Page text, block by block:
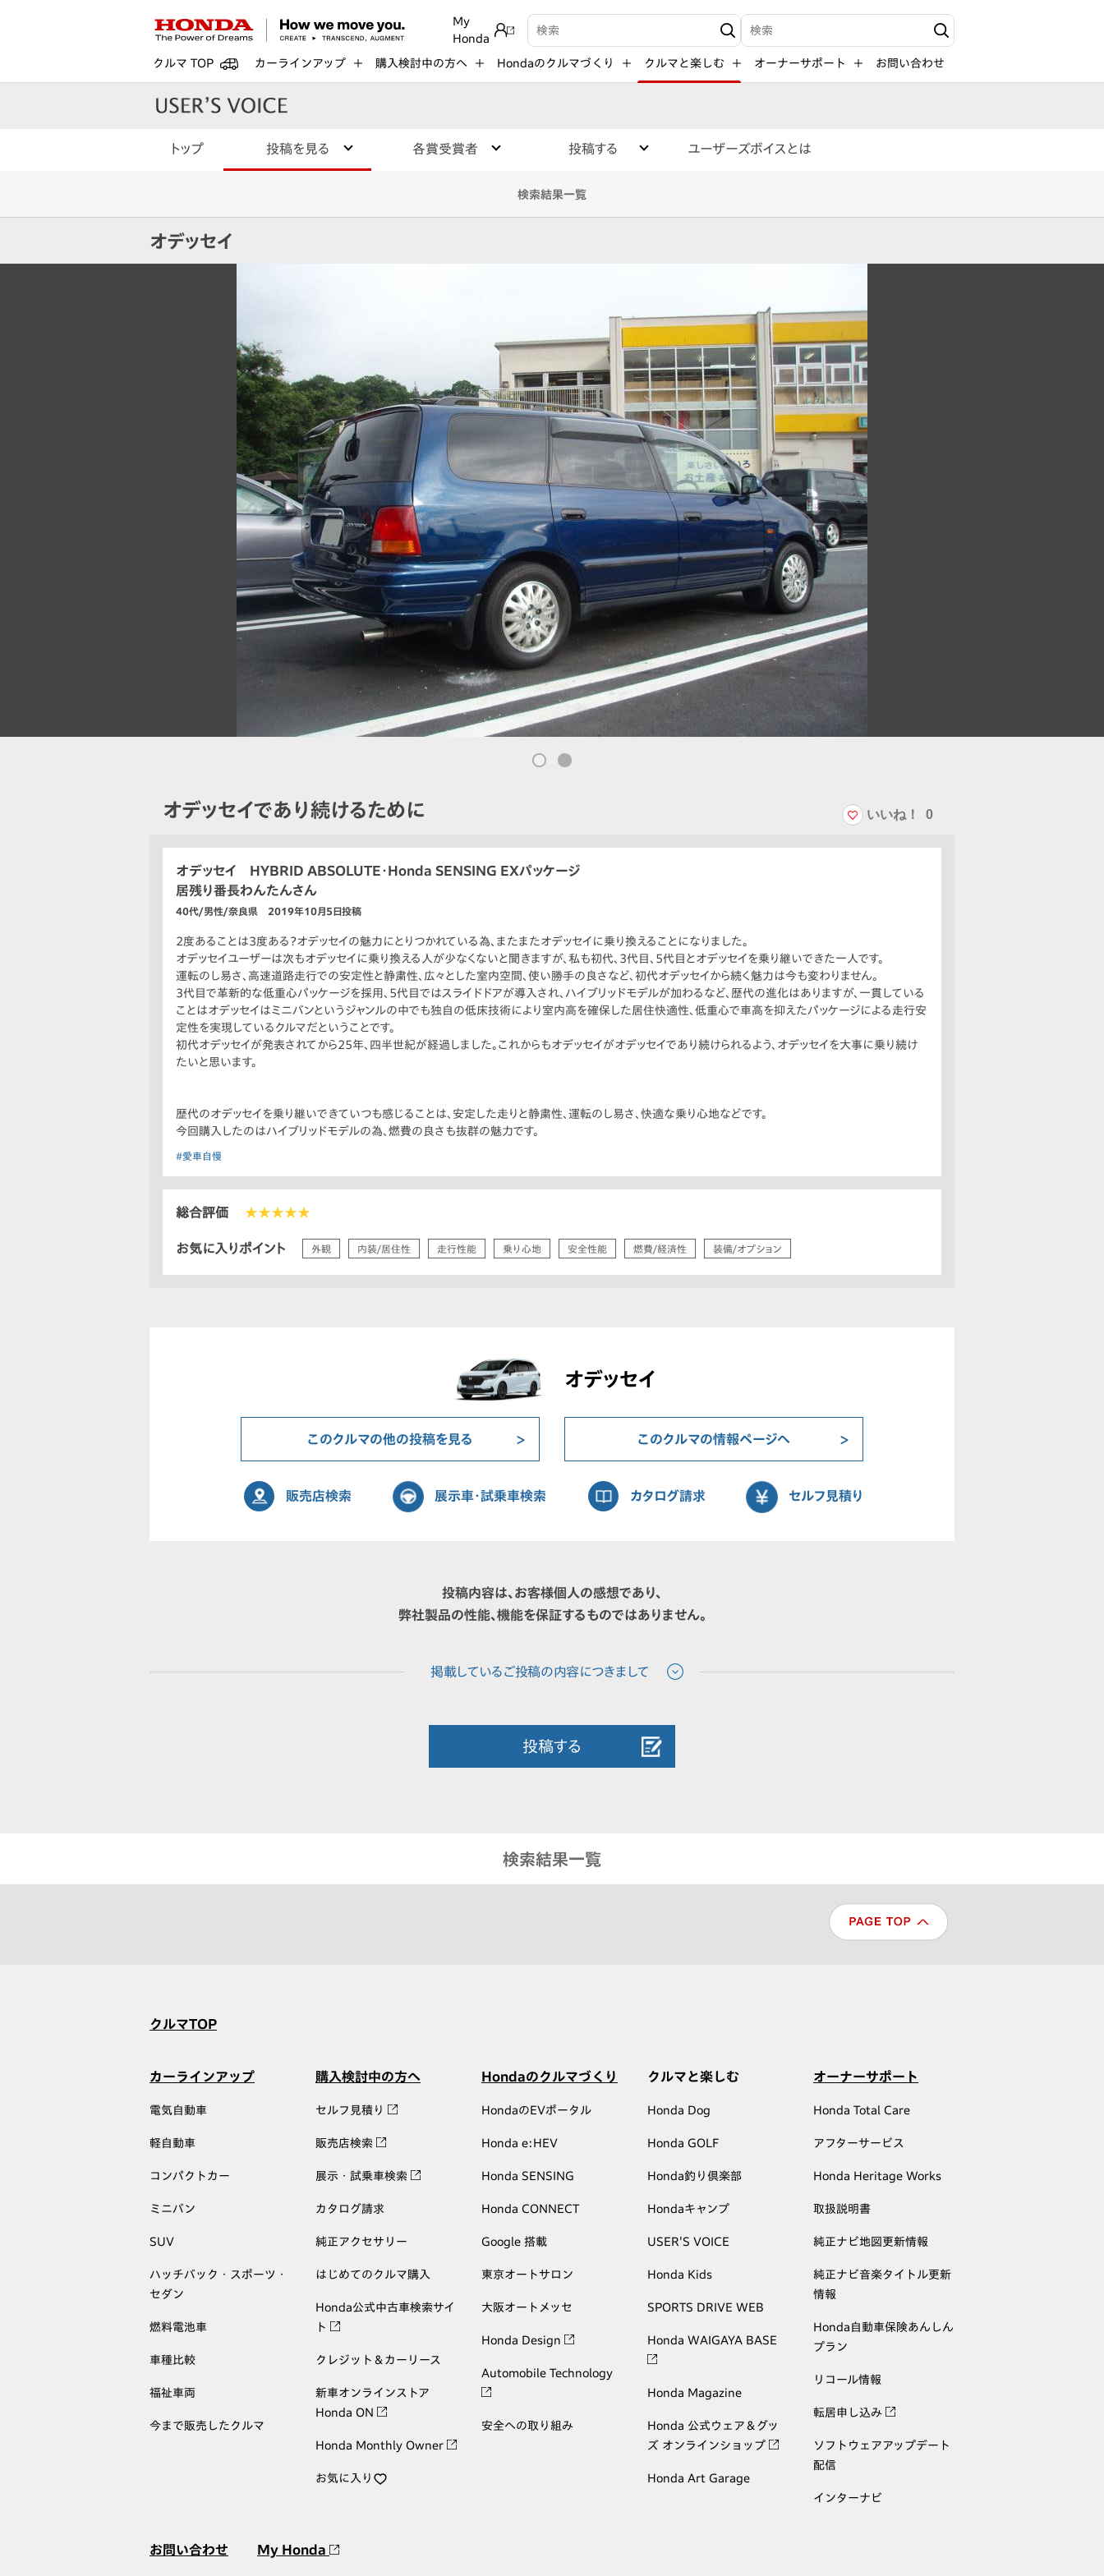
My
Honda
検索キーワード入力 検索キーワード入力
クルマ TOP カーラインアップ 購入検討中の方へ Hondaのクルマづくり クルマと楽しむ オーナーサポート お問い合わせ
トップ 投稿を見る 各賞受賞者 投稿する ユーザーズボイスとは
検索結果一覧
オデッセイ
オデッセイであり続けるために いいね！ 0
オデッセイ HYBRID ABSOLUTE・Honda SENSING EXパッケージ
居残り番長わんたんさん
40代/男性/奈良県 2019年10月5日投稿
2度あることは3度ある？オデッセイの魅力にとりつかれている為、またまたオデッセイに乗り換えることになりました。
オデッセイユーザーは次もオデッセイに乗り換える人が少なくないと聞きますが、私も初代、3代目、5代目とオデッセイを乗り継いできた一人です。
運転のし易さ、高速道路走行での安定性と静粛性、広々とした室内空間、使い勝手の良さなど、初代オデッセイから続く魅力は今も変わりません。
3代目で革新的な低重心パッケージを採用、5代目ではスライドドアが導入され、ハイブリッドモデルが加わるなど、歴代の進化はありますが、一貫している
ことはオデッセイはミニバンというジャンルの中でも独自の低床技術により室内高を確保した居住快適性、低重心で車高を抑えたパッケージによる走行安
定性を実現しているクルマだということです。
初代オデッセイが発表されてから25年、四半世紀が経過しました。これからもオデッセイがオデッセイであり続けられるよう、オデッセイを大事に乗り続け
たいと思います。
歴代のオデッセイを乗り継いできていつも感じることは、安定した走りと静粛性、運転のし易さ、快適な乗り心地などです。
今回購入したのはハイブリッドモデルの為、燃費の良さも抜群の魅力です。
#愛車自慢
総合評価 ★★★★★
お気に入りポイント 外観 内装/居住性 走行性能 乗り心地 安全性能 燃費/経済性 装備/オプション
オデッセイ
このクルマの他の投稿を見る このクルマの情報ページへ
販売店検索 展示車・試乗車検索 カタログ請求 セルフ見積り
投稿内容は、お客様個人の感想であり、
弊社製品の性能、機能を保証するものではありません。
投稿する
検索結果一覧
クルマTOP
カーラインアップ
電気自動車
軽自動車
コンパクトカー
ミニバン
SUV
ハッチバック・スポーツ・
セダン
燃料電池車
車種比較
福祉車両
今まで販売したクルマ
購入検討中の方へ
セルフ見積り
販売店検索
展示・試乗車検索
カタログ請求
純正アクセサリー
はじめてのクルマ購入
Honda公式中古車検索サイ
ト
クレジット＆カーリース
新車オンラインストア
Honda ON
Honda Monthly Owner
お気に入り
Hondaのクルマづくり
HondaのEVポータル
Honda e:HEV
Honda SENSING
Honda CONNECT
Google 搭載
東京オートサロン
大阪オートメッセ
Honda Design
Automobile Technology
安全への取り組み
クルマと楽しむ
Honda Dog
Honda GOLF
Honda釣り倶楽部
Hondaキャンプ
USER'S VOICE
Honda Kids
SPORTS DRIVE WEB
Honda WAIGAYA BASE
Honda Magazine
Honda 公式ウェア＆グッ
ズ オンラインショップ
Honda Art Garage
オーナーサポート
Honda Total Care
アフターサービス
Honda Heritage Works
取扱説明書
純正ナビ地図更新情報
純正ナビ音楽タイトル更新
情報
Honda自動車保険あんしん
プラン
リコール情報
転居申し込み
ソフトウェアアップデート
配信
インターナビ
お問い合わせ My Honda